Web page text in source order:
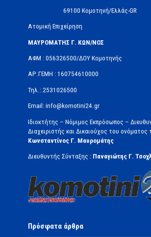
69100 Κομοτηνή/Ελλάς-GR
Ατομική Επιχείρηση
ΜΑΥΡΟΜΑΤΗΣ Γ. ΚΩΝ/ΝΟΣ
ΑΦΜ : 056326500/ΔOΥ Κομοτηνής
ΑΡ.ΓΕΜΗ : 160754610000
Τηλ.: 2531026500
Email: info@komotini24.gr
Ιδιοκτήτης – Νόμιμος Εκπρόσωπος –
Διαχειριστής και Δικαιούχος του ονόματος
Κωνσταντίνος Γ. Μαυρομάτης
Διευθυντής Σύνταξης : Παναγιώτης Γ.
Πρόσφατα άρθρα